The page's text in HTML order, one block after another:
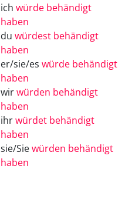
ich würde behändigt
haben
du würdest behändigt
haben
er/sie/es würde behändigt
haben
wirwürden behändigt
haben
ihrwürdet behändigt
haben
sie/Siewürden behändigt
haben